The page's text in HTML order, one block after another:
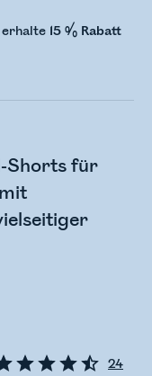
erhalte 15 % Rabatt
Shorts für
24